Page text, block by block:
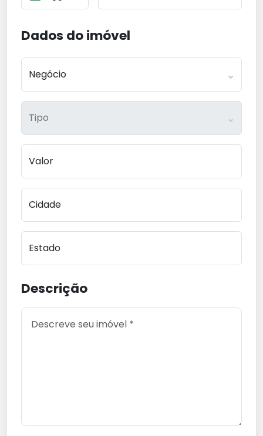
Dados do imóvel
Negócio
Tipo
Valor
Cidade
Estado
Descrição